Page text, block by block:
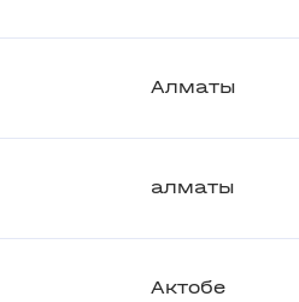
Алматы
алматы
Актобе